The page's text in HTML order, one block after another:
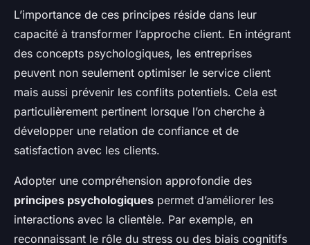
L’importance de ces principes réside dans leur
capacité à transformer l’approche client. En intégrant
des concepts psychologiques, les entreprises
peuvent non seulement optimiser le service client
mais aussi prévenir les conflits potentiels. Cela est
particulièrement pertinent lorsque l’on cherche à
développer une relation de confiance et de
satisfaction avec les clients.
Adopter une compréhension approfondie des
principes psychologiques permet d’améliorer les
interactions avec la clientèle. Par exemple, en
reconnaissant le rôle du stress ou des biais cognitifs